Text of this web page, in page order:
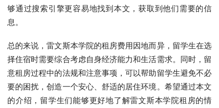
够通过搜索引擎更容易地找到本文，获取到他们需要的信
息。
总的来说，雷文斯本学院的租房费用因地而异，留学生在选
择住宿时需要综合考虑自身经济能力和生活需求。同时，留
意租房过程中的法规和注意事项，可以帮助留学生避免不必
要的困扰，创造一个安心、舒适的居住环境。希望通过本文
的介绍，留学生们能够更好地了解雷文斯本学院租房的情